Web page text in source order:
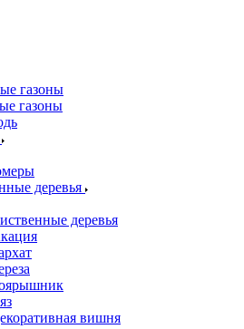
газоны
газоны
деревья
деревья
вишня